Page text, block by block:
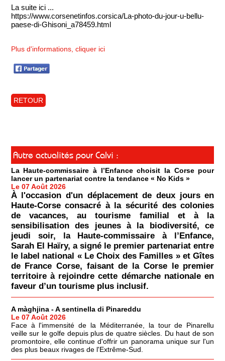
La suite ici ...
https://www.corsenetinfos.corsica/La-photo-du-jour-u-bellu-
paese-di-Ghisoni_a78459.html
Plus d'informations, cliquer ici
RETOUR
Autre actualités pour Calvi :
La Haute-commissaire à l’Enfance choisit la Corse pour
lancer un partenariat contre la tendance « No Kids »
Le 07 Août 2026
À l'occasion d'un déplacement de deux jours en
Haute-Corse consacré à la sécurité des colonies
de vacances, au tourisme familial et à la
sensibilisation des jeunes à la biodiversité, ce
jeudi soir, la Haute-commissaire à l’Enfance,
Sarah El Haïry, a signé le premier partenariat entre
le label national « Le Choix des Familles » et Gîtes
de France Corse, faisant de la Corse le premier
territoire à rejoindre cette démarche nationale en
faveur d’un tourisme plus inclusif.
A màghjina - A sentinella di Pinareddu
Le 07 Août 2026
Face à l'immensité de la Méditerranée, la tour de Pinarellu
veille sur le golfe depuis plus de quatre siècles. Du haut de son
promontoire, elle continue d'offrir un panorama unique sur l'un
des plus beaux rivages de l'Extrême-Sud.